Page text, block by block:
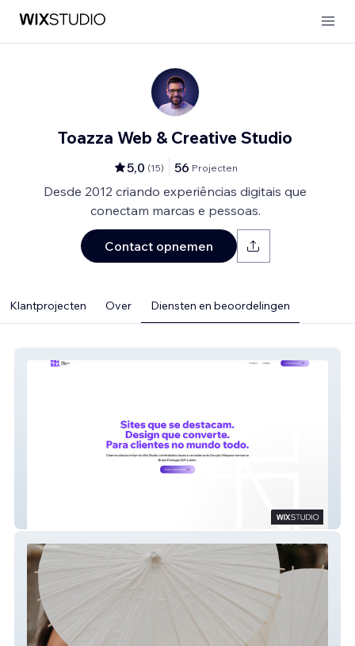
Toazza Web & Creative Studio
5,0 (15) 56 Projecten
Desde 2012 criando experiências digitais que
conectam marcas e pessoas.
Contact opnemen
Klantprojecten Over Diensten en beoordelingen